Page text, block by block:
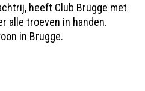
heeft Club Brugge met
alle troeven in handen.
in Brugge.